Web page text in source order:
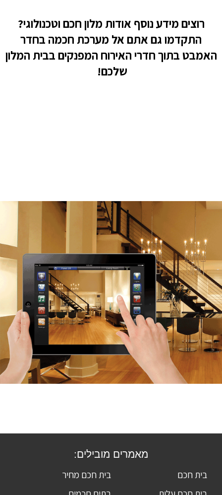
רוצים מידע נוסף אודותמלון חכםוטכנולוגי?
התקדמו גם אתם אל מערכת חכמה בחדר
האמבט בתוך חדרי האירוח המפנקים בבית המלון
שלכם!
מאמרים מובילים:
בית חכם
בית חכם מחיר